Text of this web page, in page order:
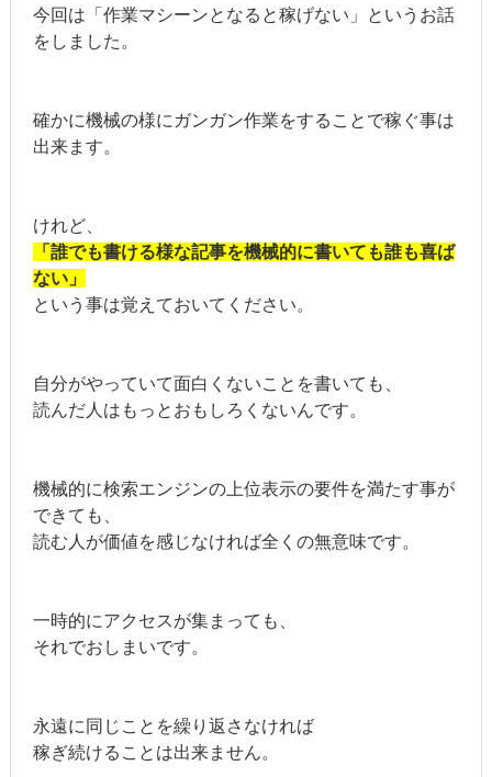
今回は「作業マシーンとなると稼げない」というお話
をしました。
確かに機械の様にガンガン作業をすることで稼ぐ事は
出来ます。
けれど、
「誰でも書ける様な記事を機械的に書いても誰も喜ば
ない」
という事は覚えておいてください。
自分がやっていて面白くないことを書いても、
読んだ人はもっとおもしろくないんです。
機械的に検索エンジンの上位表示の要件を満たす事が
できても、
読む人が価値を感じなければ全くの無意味です。
一時的にアクセスが集まっても、
それでおしまいです。
永遠に同じことを繰り返さなければ
稼ぎ続けることは出来ません。